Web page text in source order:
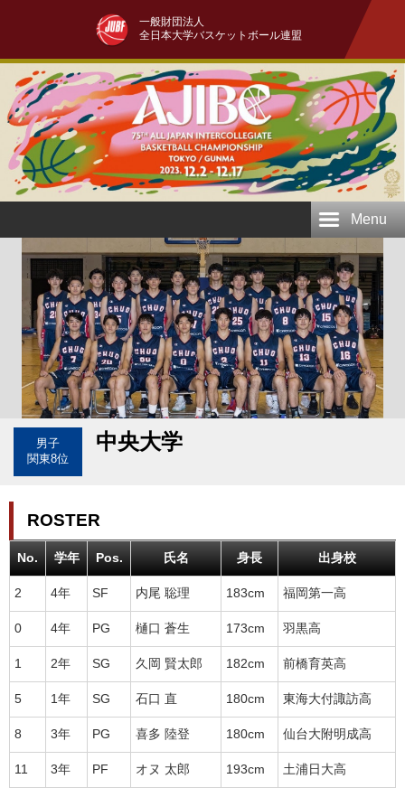
一般財団法人
全日本大学バスケットボール連盟
Menu
男子
関東8位
中央大学
ROSTER
No. 学年 Pos. 氏名 身長 出身校
2 4年 SF 内尾 聡理 183cm 福岡第一高
0 4年 PG 樋口 蒼生 173cm 羽黒高
1 2年 SG 久岡 賢太郎 182cm 前橋育英高
5 1年 SG 石口 直 180cm 東海大付諏訪高
8 3年 PG 喜多 陸登 180cm 仙台大附明成高
11 3年 PF オヌ 太郎 193cm 土浦日大高